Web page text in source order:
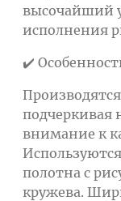
высочайший
исполнения
✔️
подчеркивая
внимание к
полотна с
кружева.